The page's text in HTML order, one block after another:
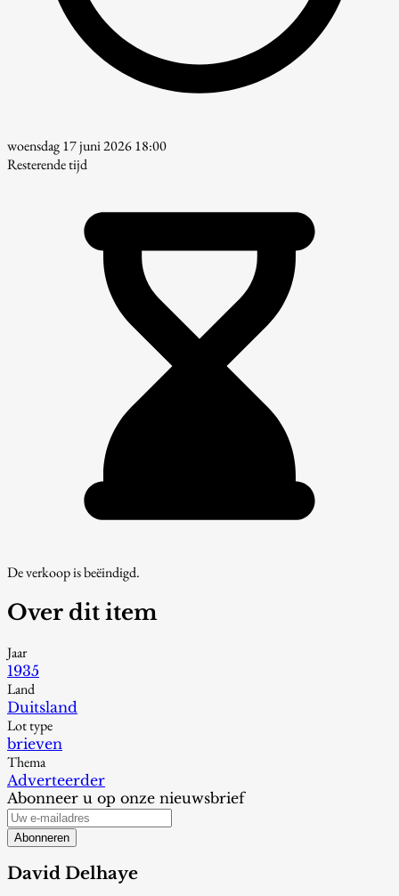
woensdag 17 juni 2026 18:00
Resterende tijd
De verkoop is beëindigd.
Over dit item
Jaar
1935
Land
Duitsland
Lot type
brieven
Thema
Adverteerder
Abonneer u op onze nieuwsbrief
Abonneren
David Delhaye